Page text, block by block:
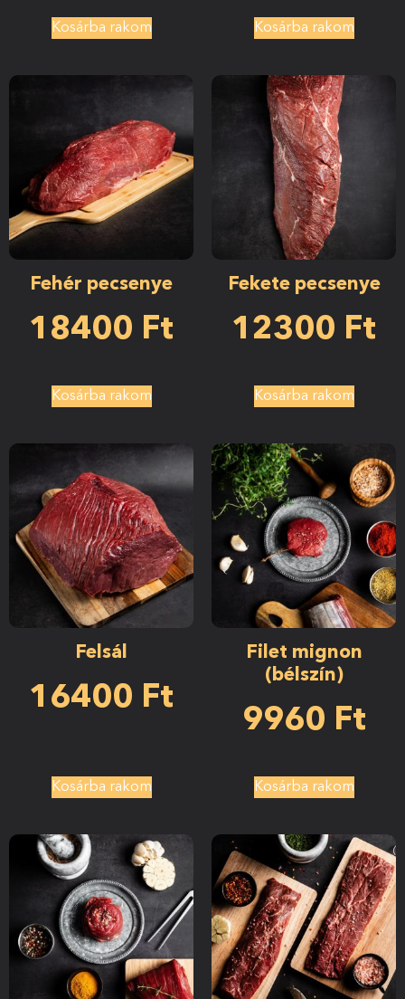
Kosárba rakom Kosárba rakom
Fehér pecsenye
18400 Ft
Kosárba rakom
Fekete pecsenye
12300 Ft
Kosárba rakom
Felsál
16400 Ft
Kosárba rakom
Filet mignon
(bélszín)
9960 Ft
Kosárba rakom